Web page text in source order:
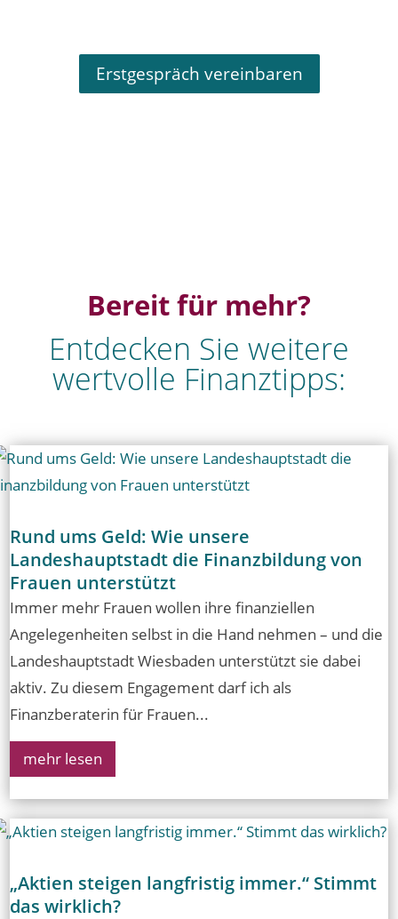
Erstgespräch vereinbaren
Bereit für mehr?
Entdecken Sie weitere
wertvolle Finanztipps:
Rund ums Geld: Wie unsere
Landeshauptstadt die Finanzbildung von
Frauen unterstützt
Immer mehr Frauen wollen ihre finanziellen
Angelegenheiten selbst in die Hand nehmen – und die
Landeshauptstadt Wiesbaden unterstützt sie dabei
aktiv. Zu diesem Engagement darf ich als
Finanzberaterin für Frauen...
mehr lesen
„Aktien steigen langfristig immer.“ Stimmt
das wirklich?